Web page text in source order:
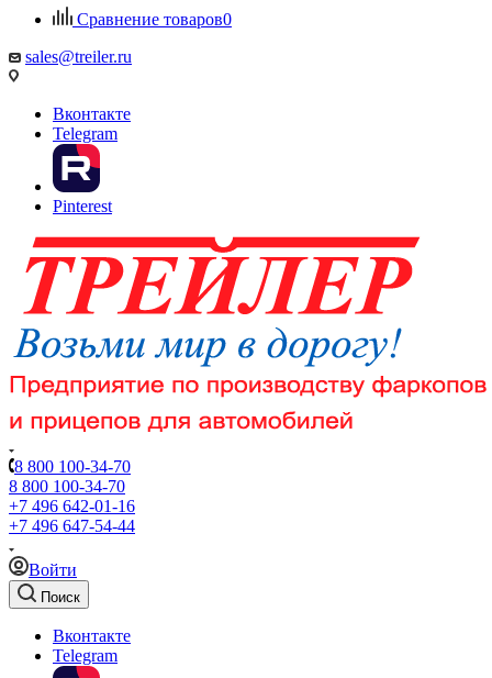
Сравнение товаров0
sales@treiler.ru
Вконтакте
Telegram
Pinterest
8 800 100-34-70
8 800 100-34-70
+7 496 642-01-16
+7 496 647-54-44
Войти
Поиск
Вконтакте
Telegram